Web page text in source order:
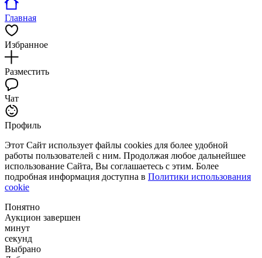
Главная
Избранное
Разместить
Чат
Профиль
Этот Сайт использует файлы cookies для более удобной
работы пользователей с ним. Продолжая любое дальнейшее
использование Сайта, Вы соглашаетесь с этим. Более
подробная информация доступна в Политики использования
cookie
Понятно
Аукцион завершен
минут
секунд
Выбрано